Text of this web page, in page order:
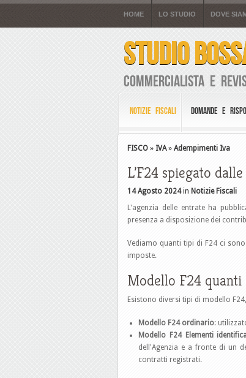
HOME LO STUDIO DOVE
STUDIO
Commercialista e
NOTIZIE FISCALI DOMANDE E
FISCO » IVA» Adempimenti Iva
L’F24 spiegato
14 Agosto 2024in Notizie Fiscali
L'agenzia delle entrate ha
presenza a disposizione dei
Vediamo quanti tipi di F24 ci
imposte.
Modello F24 quanti
Esistono diversi tipi di modello
Modello F24 ordinario:
Modello F24 Elementi
dell'Agenzia e a fronte di un
contratti registrati.